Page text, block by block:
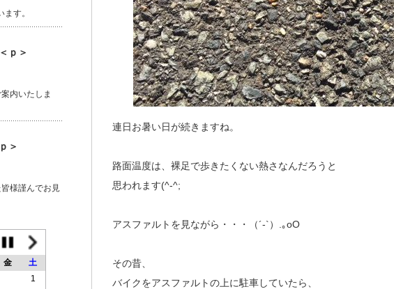
連日お暑い日が続きますね。
路面温度は、裸足で歩きたくない熱さなんだろうと
思われます(^-^;
アスファルトを見ながら・・・（´-`）.｡oO
その昔、
バイクをアスファルトの上に駐車していたら、
す。
ｐ＞
内いたしま
＞
様謹んでお見
金
土
1